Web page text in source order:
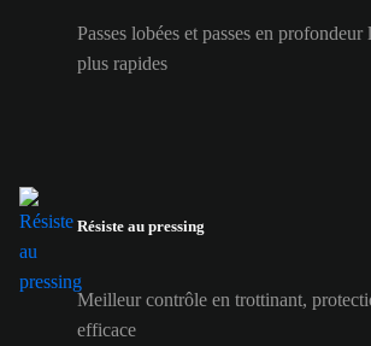
Passes lobées et passes en profondeur
plus rapides
Résiste au pressing
Meilleur contrôle en trottinant,
efficace